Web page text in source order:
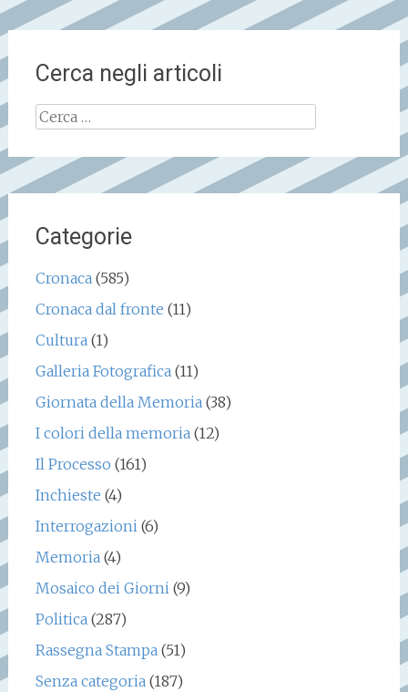
Cerca negli articoli
Ricerca
Categorie
Cronaca(585)
Cronaca dal fronte (11)
Cultura(1)
Galleria Fotografica(11)
Giornata della Memoria(38)
I colori della memoria(12)
Il Processo (161)
Inchieste (4)
Interrogazioni(6)
Memoria(4)
Mosaico dei Giorni(9)
Politica(287)
Rassegna Stampa(51)
Senza categoria(187)